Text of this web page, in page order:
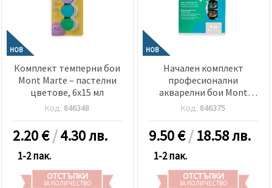
НОВ
Комплект темперни бои
Mont Marte – пастелни
цветове, 6x15 мл
Код: 846348
2.20€/4.30 лв.
1-2 пак.
ОТСТЪПКИ
ЗА КОЛИЧЕСТВО
НОВ
Начален комплект
професионални
акварелни бои Mont
Marte, 8 цвята x 8 мл
Код: 846375
9.50€/18.58 лв.
1-2 пак.
ОТСТЪПКИ
ЗА КОЛИЧЕСТВО